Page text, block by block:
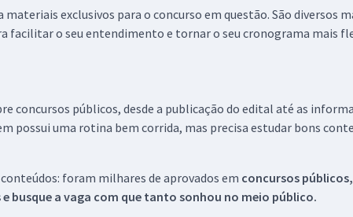
materiais exclusivos para o concurso em questão. São
facilitar o seu entendimento e tornar o seu cronograma mais
concursos públicos, desde a publicação do edital até as
possui uma rotina bem corrida, mas precisa estudar bons
foram milhares de aprovados em concursos
busque a vaga com que tanto sonhou no meio público.